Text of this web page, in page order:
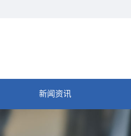
新闻资讯